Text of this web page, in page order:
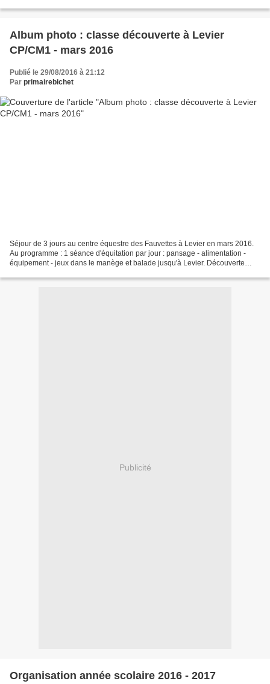
Album photo : classe découverte à Levier
CP/CM1 - mars 2016
Publié le 29/08/2016 à 21:12
Par primairebichet
Séjour de 3 jours au centre équestre des Fauvettes à Levier en mars 2016.
Au programme : 1 séance d'équitation par jour : pansage - alimentation -
équipement - jeux dans le manège et balade jusqu'à Levier. Découverte
Publicité
Organisation année scolaire 2016 - 2017